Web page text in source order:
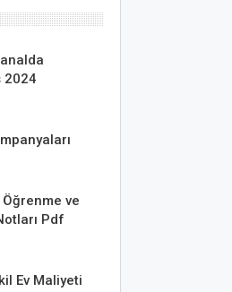
2024
ve
Pdf
Ev Maliyeti